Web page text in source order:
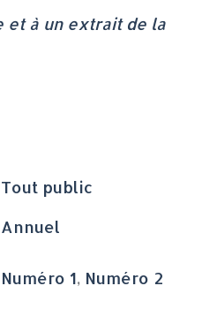
et à un extrait de la
Tout public
Annuel
Numéro 1, Numéro 2